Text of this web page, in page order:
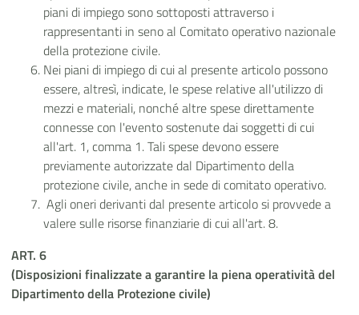
piani di impiego sono sottoposti attraverso i
rappresentanti in seno al Comitato operativo nazionale
della protezione civile.
Nei piani di impiego di cui al presente articolo possono
essere, altresì, indicate, le spese relative all'utilizzo di
mezzi e materiali, nonché altre spese direttamente
connesse con l'evento sostenute dai soggetti di cui
all'art. 1, comma 1. Tali spese devono essere
previamente autorizzate dal Dipartimento della
protezione civile, anche in sede di comitato operativo.
Agli oneri derivanti dal presente articolo si provvede a
valere sulle risorse finanziarie di cui all'art. 8.
ART. 6
(Disposizioni finalizzate a garantire la piena operatività del
Dipartimento della Protezione civile)